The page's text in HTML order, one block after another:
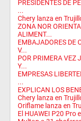
PRESIDENTES DE
...
Chery lanza en
ZONA NOR
ALIMENT...
EMBAJADORES DE
V...
POR PRIMERA VEZ
Y...
EMPRESAS
...
EXPLICAN LOS
Chery lanza en
Oriflame lanza en
El HUAWEI P20 Pro